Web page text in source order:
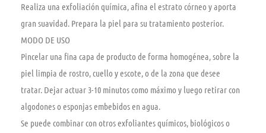
Realiza una exfoliación química, afina el estrato córneo y aporta
gran suavidad. Prepara la piel para su tratamiento posterior.
MODO DE USO
Pincelar una fina capa de producto de forma homogénea, sobre la
piel limpia de rostro, cuello y escote, o de la zona que desee
tratar. Dejar actuar 3-10 minutos como máximo y luego retirar con
algodones o esponjas embebidos en agua.
Se puede combinar con otros exfoliantes químicos, biológicos o